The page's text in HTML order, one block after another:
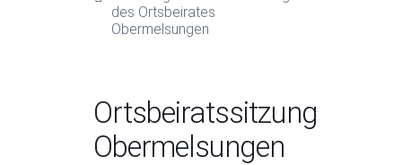
des Ortsbeirates
Obermelsungen
Ortsbeiratssitzung
Obermelsungen